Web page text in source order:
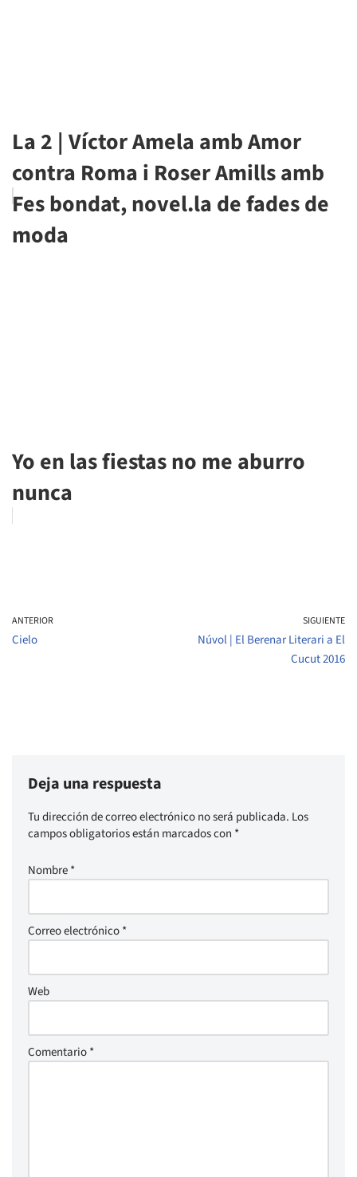
La 2 | Víctor Amela amb Amor
contra Roma i Roser Amills amb
Fes bondat, novel.la de fades de
moda
Yo en las fiestas no me aburro
nunca
ANTERIOR
Cielo
SIGUIENTE
Núvol | El Berenar Literari a El
Cucut 2016
Deja una respuesta
Tu dirección de correo electrónico no será publicada. Los
campos obligatorios están marcados con *
Nombre*
Correo electrónico*
Web
Comentario*